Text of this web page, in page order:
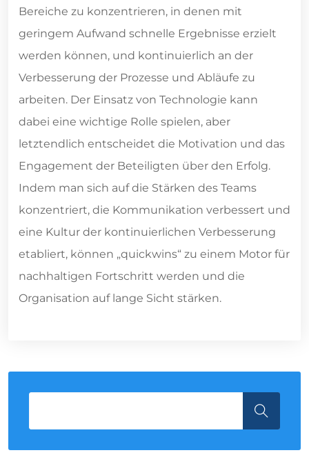
Bereiche zu konzentrieren, in denen mit
geringem Aufwand schnelle Ergebnisse erzielt
werden können, und kontinuierlich an der
Verbesserung der Prozesse und Abläufe zu
arbeiten. Der Einsatz von Technologie kann
dabei eine wichtige Rolle spielen, aber
letztendlich entscheidet die Motivation und das
Engagement der Beteiligten über den Erfolg.
Indem man sich auf die Stärken des Teams
konzentriert, die Kommunikation verbessert und
eine Kultur der kontinuierlichen Verbesserung
etabliert, können „quickwins“ zu einem Motor für
nachhaltigen Fortschritt werden und die
Organisation auf lange Sicht stärken.